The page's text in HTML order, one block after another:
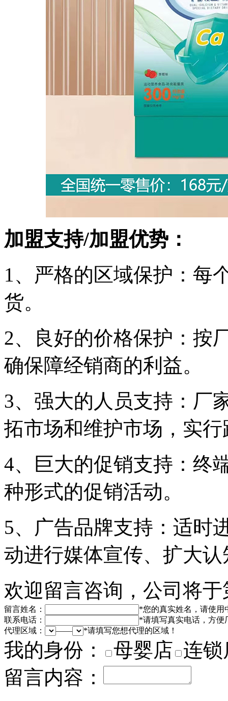
加盟支持/加盟优势：
1、严格的区域保护：每
货。
2、良好的价格保护：按
确保障经销商的利益。
3、强大的人员支持：厂
拓市场和维护市场，实
4、巨大的促销支持：终
种形式的促销活动。
5、广告品牌支持：适时
动进行媒体宣传、扩大认
欢迎留言咨询，公司将
留言姓名： *您的真实姓名，请使用
联系电话：
*请填写真实电话，方便
代理区域：
—— *请填写您想代理的区域！
我的身份： 母婴店 连锁
留言内容：